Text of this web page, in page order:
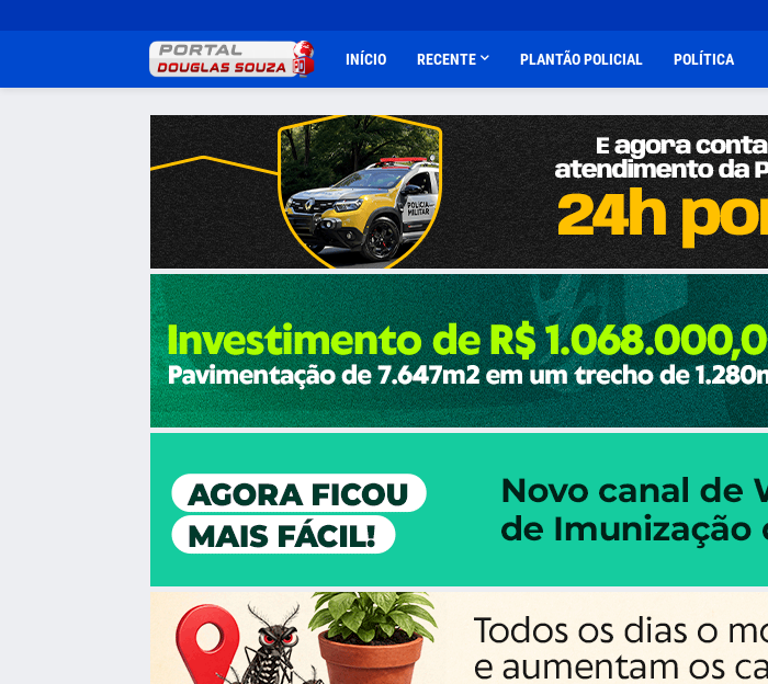
INÍCIO RECENTE PLANTÃO POLICIAL POLÍTICA